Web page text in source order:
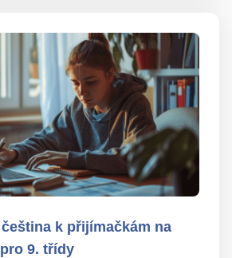
k přijímačkám na
9. třídy